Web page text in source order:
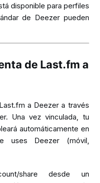
disponible para perfiles
de Deezer pueden
de Last.fm a
a Deezer a través
Una vez vinculada, tu
automáticamente en
uses Deezer (móvil,
share desde un